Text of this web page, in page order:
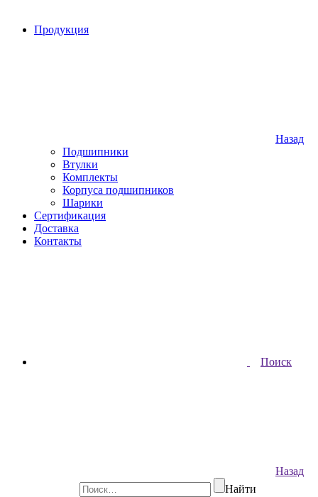
Продукция
Назад
Подшипники
Втулки
Комплекты
Корпуса подшипников
Шарики
Сертификация
Доставка
Контакты
Поиск
Назад
Найти